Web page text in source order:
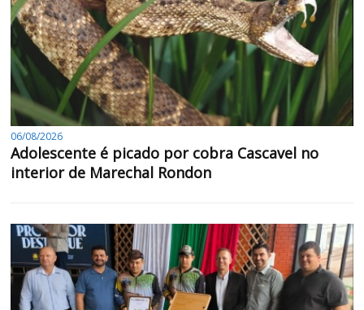
06/08/2026
Adolescente é picado por cobra Cascavel no
interior de Marechal Rondon